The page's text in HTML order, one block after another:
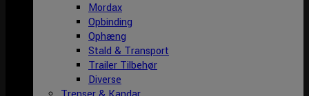
Mordax
Opbinding
Ophæng
Stald & Transport
Trailer Tilbehør
Diverse